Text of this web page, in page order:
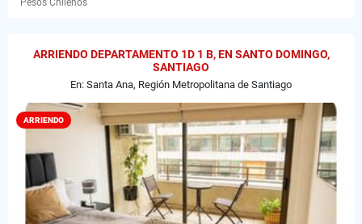
Pesos Chilenos
ARRIENDO DEPARTAMENTO 1D 1 B, EN SANTO DOMINGO,
SANTIAGO
En: Santa Ana, Región Metropolitana de Santiago
ARRIENDO